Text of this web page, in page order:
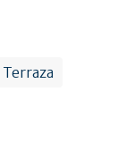
Terraza